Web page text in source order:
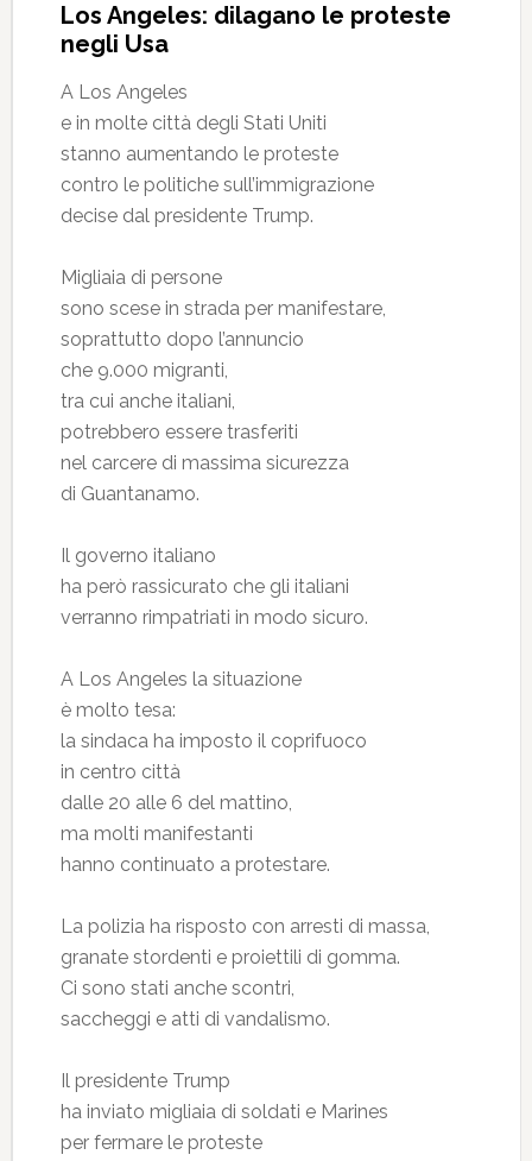
Los Angeles: dilagano le proteste
negli Usa
A Los Angeles
e in molte città degli Stati Uniti
stanno aumentando le proteste
contro le politiche sull’immigrazione
decise dal presidente Trump.
Migliaia di persone
sono scese in strada per manifestare,
soprattutto dopo l’annuncio
che 9.000 migranti,
tra cui anche italiani,
potrebbero essere trasferiti
nel carcere di massima sicurezza
di Guantanamo.
Il governo italiano
ha però rassicurato che gli italiani
verranno rimpatriati in modo sicuro.
A Los Angeles la situazione
è molto tesa:
la sindaca ha imposto il coprifuoco
in centro città
dalle 20 alle 6 del mattino,
ma molti manifestanti
hanno continuato a protestare.
La polizia ha risposto con arresti di massa,
granate stordenti e proiettili di gomma.
Ci sono stati anche scontri,
saccheggi e atti di vandalismo.
Il presidente Trump
ha inviato migliaia di soldati e Marines
per fermare le proteste